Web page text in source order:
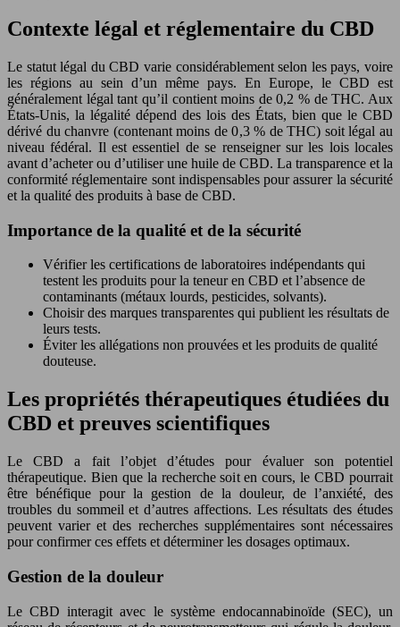
Contexte légal et réglementaire du CBD
Le statut légal du CBD varie considérablement selon les pays, voire
les régions au sein d’un même pays. En Europe, le CBD est
généralement légal tant qu’il contient moins de 0,2 % de THC. Aux
États-Unis, la légalité dépend des lois des États, bien que le CBD
dérivé du chanvre (contenant moins de 0,3 % de THC) soit légal au
niveau fédéral. Il est essentiel de se renseigner sur les lois locales
avant d’acheter ou d’utiliser une huile de CBD. La transparence et la
conformité réglementaire sont indispensables pour assurer la sécurité
et la qualité des produits à base de CBD.
Importance de la qualité et de la sécurité
Vérifier les certifications de laboratoires indépendants qui
testent les produits pour la teneur en CBD et l’absence de
contaminants (métaux lourds, pesticides, solvants).
Choisir des marques transparentes qui publient les résultats de
leurs tests.
Éviter les allégations non prouvées et les produits de qualité
douteuse.
Les propriétés thérapeutiques étudiées du
CBD et preuves scientifiques
Le CBD a fait l’objet d’études pour évaluer son potentiel
thérapeutique. Bien que la recherche soit en cours, le CBD pourrait
être bénéfique pour la gestion de la douleur, de l’anxiété, des
troubles du sommeil et d’autres affections. Les résultats des études
peuvent varier et des recherches supplémentaires sont nécessaires
pour confirmer ces effets et déterminer les dosages optimaux.
Gestion de la douleur
Le CBD interagit avec le système endocannabinoïde (SEC), un